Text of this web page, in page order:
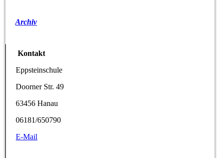
Archiv
Kontakt
Eppsteinschule
Doorner Str. 49
63456 Hanau
06181/650790
E-Mail